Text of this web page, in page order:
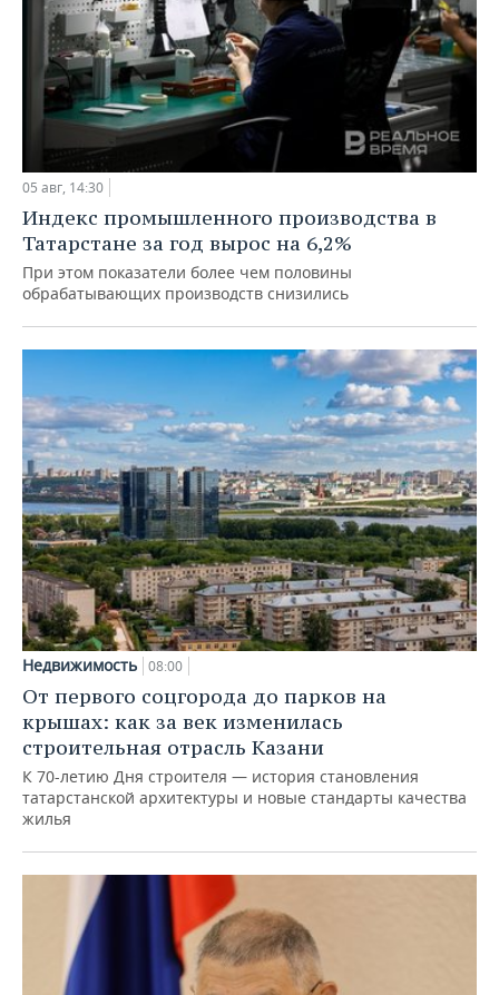
05 авг, 14:30
Индекс промышленного производства в
Татарстане за год вырос на 6,2%
При этом показатели более чем половины
обрабатывающих производств снизились
Недвижимость 08:00
От первого соцгорода до парков на
крышах: как за век изменилась
строительная отрасль Казани
К 70-летию Дня строителя — история становления
татарстанской архитектуры и новые стандарты качества
жилья